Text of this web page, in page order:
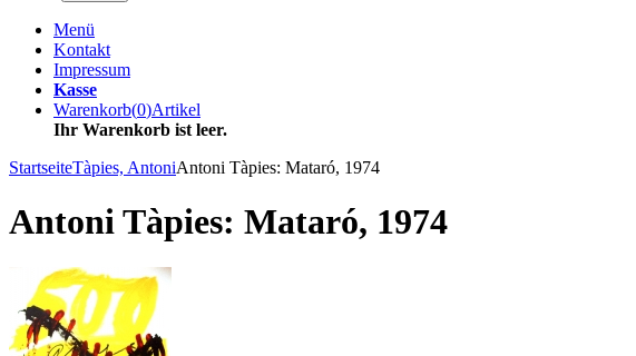
Menü
Kontakt
Impressum
Kasse
Warenkorb(0)Artikel
Ihr Warenkorb ist leer.
StartseiteTàpies, AntoniAntoni Tàpies: Mataró, 1974
Antoni Tàpies: Mataró, 1974